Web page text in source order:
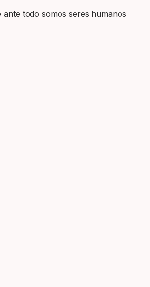
todo somos seres humanos